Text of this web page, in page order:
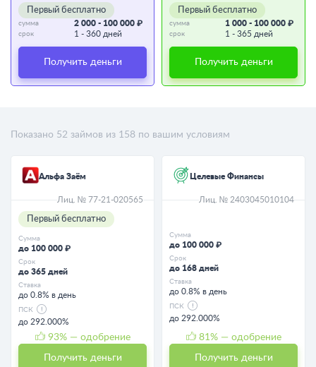
Первый бесплатно
сумма 2 000 - 100 000 ₽
срок 1 - 360 дней
Получить деньги
Первый бесплатно
сумма 1 000 - 100 000 ₽
срок 1 - 365 дней
Получить деньги
Показано 52 займов из 158 по вашим условиям
Альфа Заём
Лиц. № 77-21-020565
Первый бесплатно
Сумма
до 100 000 ₽
Срок
до 365 дней
Ставка
до 0.8% в день
ПСК
до 292.000%
93% — одобрение
Получить деньги
Целевые Финансы
Лиц. № 2403045010104
Сумма
до 100 000 ₽
Срок
до 168 дней
Ставка
до 0.8% в день
ПСК
до 292.000%
81 % — одобрение
Получить деньги